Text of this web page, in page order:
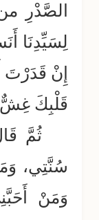
الصَّدْرِ
لِسَيِّدِنَا
إِنْ
قَلْبِكَ غِشٌّ
ثُمَّ
سُنَّتِي،
وَمَنْ